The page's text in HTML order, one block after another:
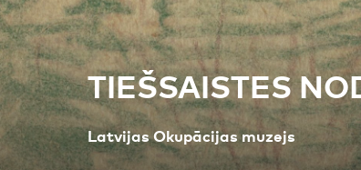
TIEŠSAISTES
Latvijas Okupācijas muzejs